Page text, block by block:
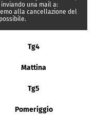
una mail a:
alla cancellazione del
Tg4
Mattina
Tg5
Pomeriggio